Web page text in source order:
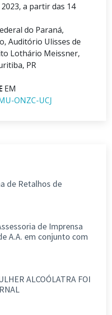
a partir das 14
do Paraná,
Auditório Ulisses de
Lothário Meissner,
PR
EM
ONZC-UCJ
de Retalhos de
de Imprensa
A.A. em conjunto com
ALCOÓLATRA FOI